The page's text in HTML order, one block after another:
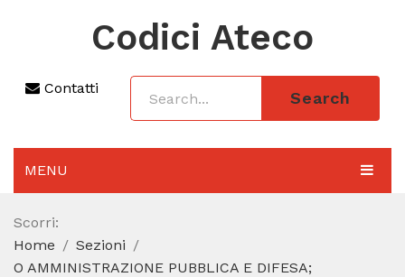
Codici Ateco
Contatti
Search
MENU
AGGIORNAMENTO 2025
SEZIONI
Scorri:
Home
Sezioni
O AMMINISTRAZIONE PUBBLICA E DIFESA;